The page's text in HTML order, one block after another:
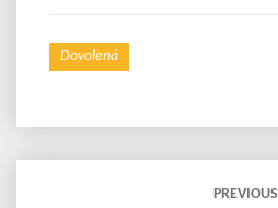
Dovolená
PREVIOUS